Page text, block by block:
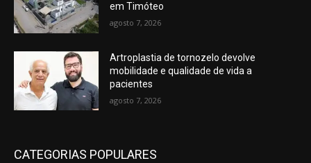
em Timóteo
agosto 7, 2026
Artroplastia de tornozelo devolve
mobilidade e qualidade de vida a
pacientes
agosto 7, 2026
CATEGORIAS POPULARES